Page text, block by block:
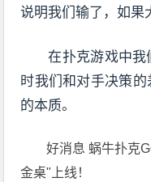
说明我们输了，如果
在扑克游戏中
时我们和对手决策
的本质。
好消息 蜗牛扑克
金桌"上线！